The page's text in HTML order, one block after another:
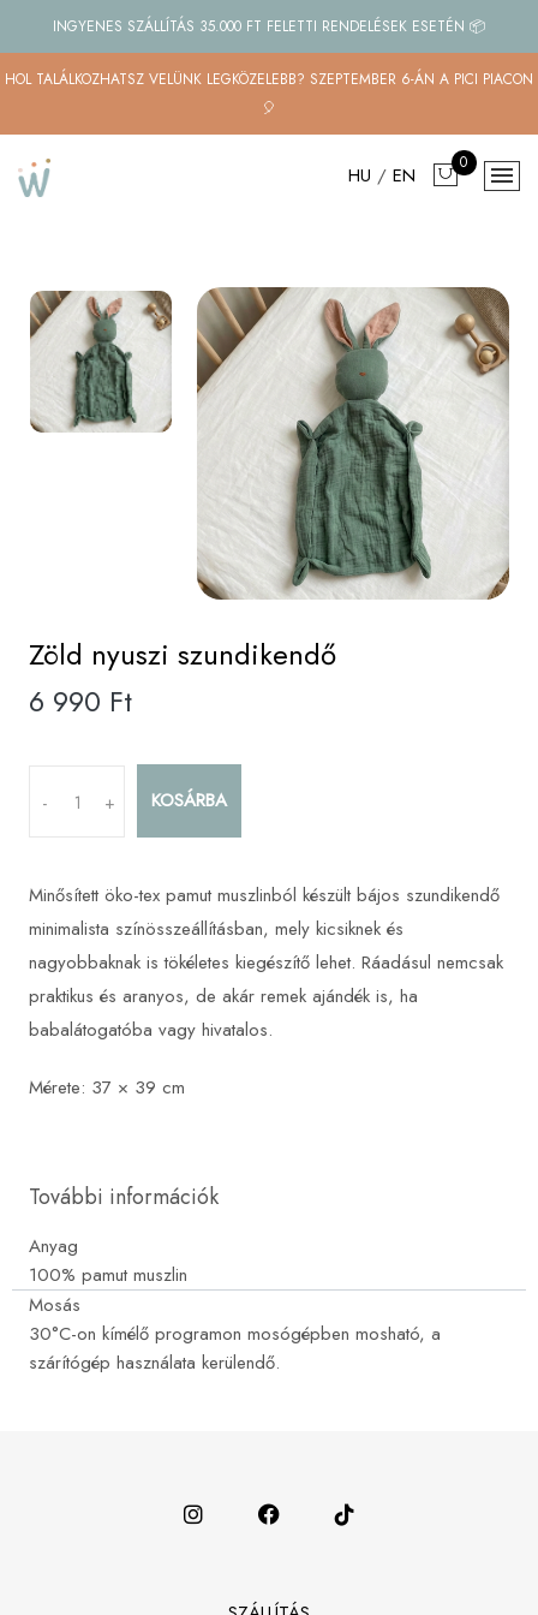
INGYENES SZÁLLÍTÁS 35.000 FT FELETTI RENDELÉSEK ESETÉN 📦
HOL TALÁLKOZHATSZ VELÜNK LEGKÖZELEBB? SZEPTEMBER 6-ÁN A PICI PIACON
🎈
HU / EN 0
Zöld nyuszi szundikendő
6 990 Ft
- + KOSÁRBA
Minősített öko-tex pamut muszlinból készült bájos szundikendő
minimalista színösszeállításban, mely kicsiknek és
nagyobbaknak is tökéletes kiegészítő lehet. Ráadásul nemcsak
praktikus és aranyos, de akár remek ajándék is, ha
babalátogatóba vagy hivatalos.
Mérete: 37 × 39 cm
További információk
Anyag
100% pamut muszlin
Mosás
30°C-on kímélő programon mosógépben mosható, a
szárítógép használata kerülendő.